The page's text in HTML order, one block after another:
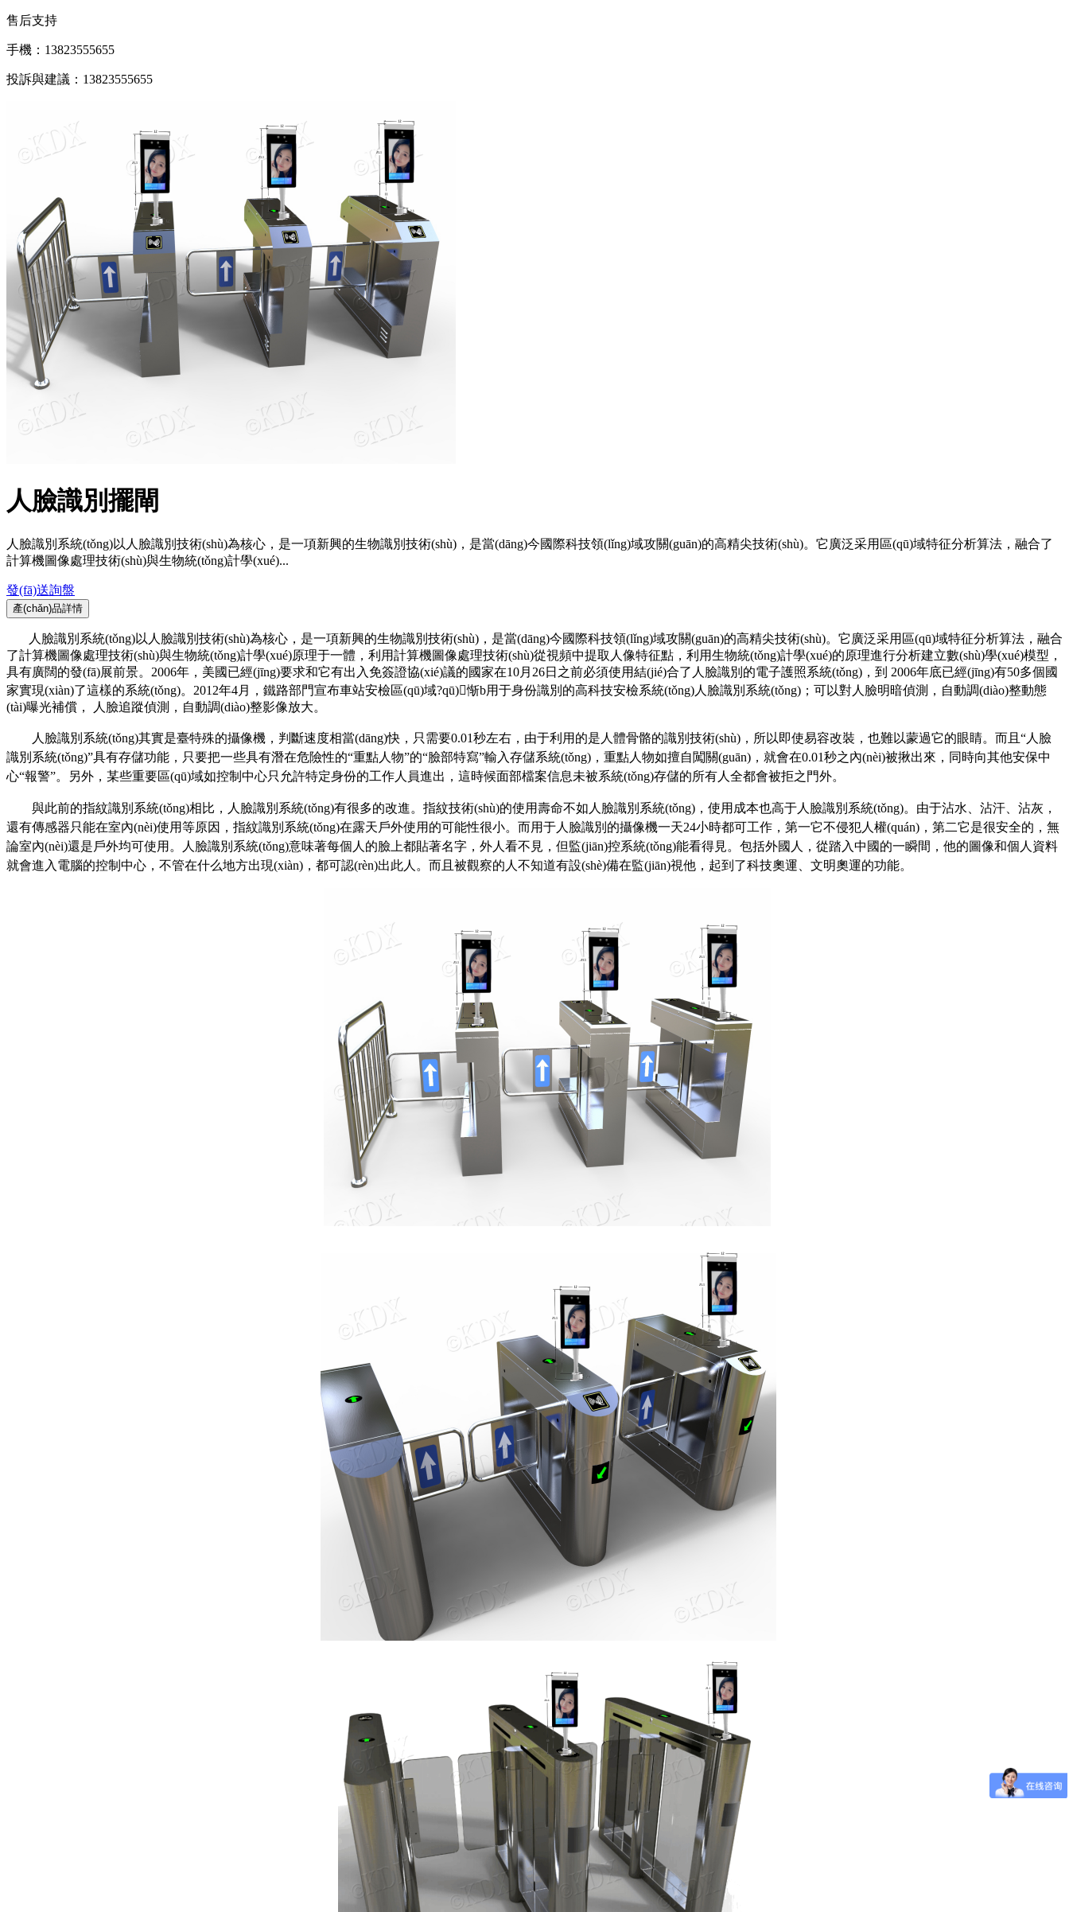
售后支持
手機：13823555655
投訴與建議：13823555655
人臉識別擺閘
人臉識別系統(tǒng)以人臉識別技術(shù)為核心，是一項新興的生物識別技術(shù)，是當(dāng)今國際科技領(lǐng)域攻關(guān)的高精尖技術(shù)。它廣泛采用區(qū)域特征分析算法，融合了
計算機圖像處理技術(shù)與生物統(tǒng)計學(xué)...
發(fā)送詢盤
產(chǎn)品詳情
人臉識別系統(tǒng)以 人臉識別技術(shù)為核心，是一項新興的生物識別技術(shù) ，是當(dāng)今國際科技領(lǐng)域攻關(guān)的高精尖技術(shù)。它廣泛采用區(qū)域特征分析算法，融合
了計算機圖像處理技術(shù)與生物統(tǒng)計學(xué)原理于一體，利用計算機圖像處理技術(shù)從視頻中提取人像特征點，利用生物統(tǒng)計學(xué)的原理進行分析建立數(shù)學(xué)模型，
具有廣闊的發(fā)展前景。2006年， 美國已經(jīng)要求和它有出入免簽證協(xié)議的國家在10月26日之前必須使用結(jié)合了人臉識別的電子護照系統(tǒng)，到 2006年底已經(jīng)有50多個國
家實現(xiàn)了這樣的系統(tǒng)。2012年4月，鐵路部門宣布車站安檢區(qū)域?qū)惭b用于身份識別的高科技安檢系統(tǒng)人臉識別系統(tǒng)；可以對人臉明暗偵測，自動調(diào)整動態
(tài)曝光補償， 人臉追蹤偵測，自動調(diào)整影像放大。
人臉識別系統(tǒng)其實是臺特殊的攝像機，判斷速度相當(dāng)快，只需要0.01秒左右，由于利用的是人體骨骼的識別技術(shù)，所以即使易容改裝，也難以蒙過它的眼睛。而且“人臉
識別系統(tǒng)”具有存儲功能，只要把一些具有潛在危險性的“重點人物”的“臉部特寫”輸入存儲系統(tǒng) ，重點人物如擅自闖關(guān)，就會在0.01秒之內(nèi)被揪出來，同時向其他安保中
心“報警”。另外，某些重要區(qū)域如控制中心只允許特定身份的工作人員進出，這時候面部檔案信息未被系統(tǒng)存儲的所有人全都會被拒之門外。
與此前的指紋識別系統(tǒng)相比，人臉識別系統(tǒng)有很多的改進。 指紋技術(shù)的使用壽命不如人臉識別系統(tǒng)，使用成本也高于人臉識別系統(tǒng)。由于沾水、沾汗、沾灰，
還有傳感器只能在室內(nèi)使用等原因，指紋識別系統(tǒng)在露天戶外使用的可能性很小。而用于人臉識別的攝像機一天24小時都可工作，第一它不侵犯人權(quán)，第二它是很安全的，無
論室內(nèi)還是戶外均可使用。人臉識別系統(tǒng)意味著每個人的臉上都貼著名字，外人看不見，但監(jiān)控系統(tǒng)能看得見。包括外國人，從踏入中國的一瞬間，他的圖像和個人資料
就會進入電腦的控制中心，不管在什么地方出現(xiàn)，都可認(rèn)出此人。而且被觀察的人不知道有設(shè)備在監(jiān)視他，起到了科技奧運、文明奧運的功能。